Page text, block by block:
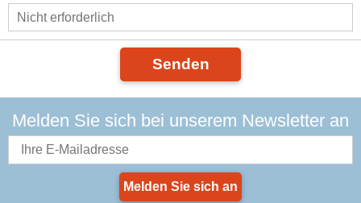
Senden
Melden Sie sich bei unserem Newsletter an
Melden Sie sich an